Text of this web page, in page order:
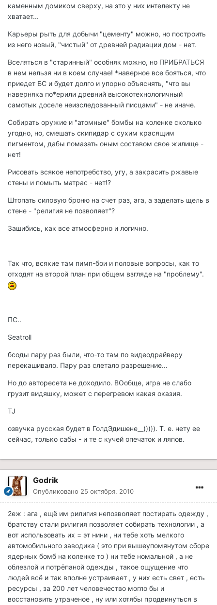
каменным домиком сверху, на это у них интелекту не
хватает...
Карьеры рыть для добычи "цементу" можно, но построить
из него новый, "чистый" от древней радиации дом - нет.
Вселяться в "старинный" особняк можно, но ПРИБРАТЬСЯ
в нем нельзя ни в коем случае! *наверное все бояться, что
приедет БС и будет долго и упорно объяснять, "что вы
наверняка по*ерили древний высокотехнологичный
самотык доселе неизследованный писцами" - не иначе.
Собирать оружие и "атомные" бомбы на коленке сколько
угодно, но, смешать скипидар с сухим красящим
пигментом, дабы помазать оным составом свое жилище -
нет!
Рисовать всякое непотребство, угу, а закрасить ржавые
стены и помыть матрас - нет!?
Штопать силовую броню на счет раз, ага, а заделать щель в
стене - "религия не позволяет"?
Зашибись, как все атмосферно и логично.
Так что, всякие там пимп-бои и половые вопросы, как то
отходят на второй план при общем взгляде на "проблему".
ПС..
Seatroll
бсоды пару раз были, что-то там по видеодрайверу
перекашивало. Пару раз слетало разрешение...
Но до авторесета не доходило. ВОобще, игра не слабо
грузит видяшку, может с перегревом какая оказия.
TJ
озвучка русская будет в ГолдЭдишене__))))). Т. е. нету ее
сейчас, только сабы - и те с кучей опечаток и ляпов.
Godrik
Опубликовано 25 октября, 2010
2еж : ага , ещё им рилигия непозволяет постирать одежду ,
братству стали рилигия позволяет собирать технологии , а
вот использовать их = эт нини , ни тебе хоть мелкого
автомобильного заводика ( это при вышеупомянутом сборе
ядерных бомб на коленке то ) ни тебе номальной , а не
облезлой и потрёпаной одежды , такое ощущение что
людей всё и так вполне устраивает , у них есть свет , есть
ресурсы , за 200 лет человечество могло бы и
восстановить утраченое , ну или хотябы продвинуться в